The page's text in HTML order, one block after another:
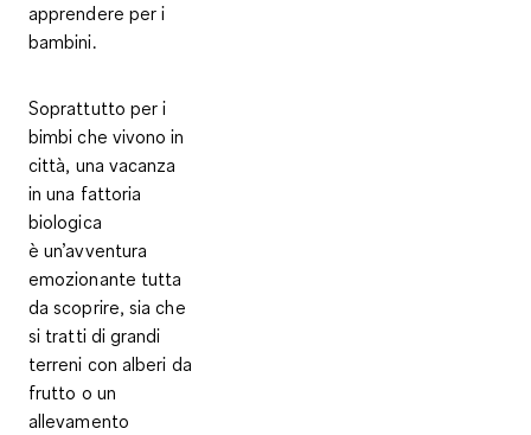
apprendere per i
bambini.
Soprattutto per i
bimbi che vivono in
città, una vacanza
in una fattoria
biologica
èun’avventura
emozionante tutta
da scoprire, sia che
si tratti di grandi
terreni con alberi da
frutto o un
allevamento